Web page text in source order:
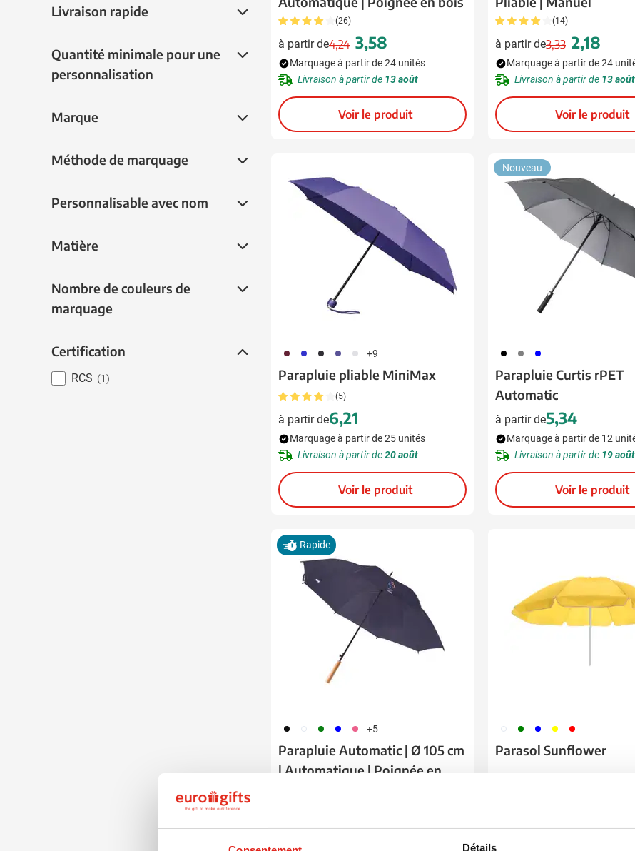
Détails
rouge (34)
Livraison rapide
Livraison rapide
Quantité minimale pour une personnalisation
Quantité minimale pour une
personnalisation
Marque
Marque
Méthode de marquage
Méthode de marquage
Personnalisable avec nom
Personnalisable avec nom
Matière
Matière
Nombre de couleurs de marquage
Nombre de couleurs de
marquage
Certification
Certification
RCS (1)
(26)
à partir de
Prix normal
4,24 3,58
Marquage à partir de 24 unités
Livraison à partir de 13 août
Voir le produit
(14)
à partir de
Prix normal
3,33 2,18
Marquage à partir de 24
Livraison à partir de 13 août
Voir le produit
010 023 001 024 002 +9
Parapluie pliable MiniMax
(5)
à partir de6,21
Marquage à partir de 25 unités
Livraison à partir de20 août
Voir le produit
001 003 005
Parapluie Curtis rPET
Automatic
à partir de5,34
Nouveau
Marquage à partir de 12
Livraison à partir de 19 août
Voir le produit
001 002 004 005 017 +5
Parapluie Automatic | Ø 105 cm
| Automatique | Poignée en
Rapide
Livraison à partir de13 août
002 004 005 006 008
Parasol Sunflower
Livraison à partir de25 août